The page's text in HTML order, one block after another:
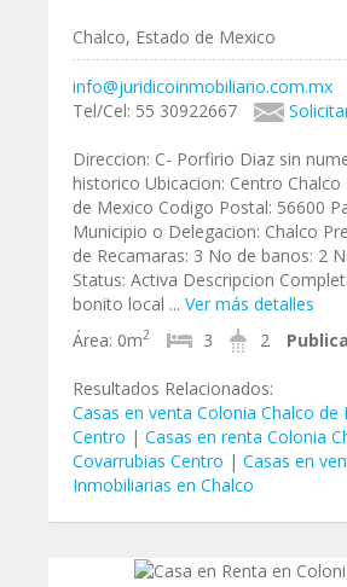
Chalco, Estado de Mexico
info@juridicoinmobiliario.com.mx
Tel/Cel: 55 30922667
Direccion: C- Porfirio Diaz sin
historico Ubicacion: Centro Chalco
de Mexico Codigo Postal: 56600
Municipio o Delegacion: Chalco
de Recamaras: 3 No de banos: 2
Status: Activa Descripcion
bonito local ... Ver más detalles
Área: 0m2 3 2
Resultados Relacionados:
Casas en venta Colonia Chalco de
Centro | Casas en renta Colonia
Covarrubias Centro | Casas en
Inmobiliarias en Chalco